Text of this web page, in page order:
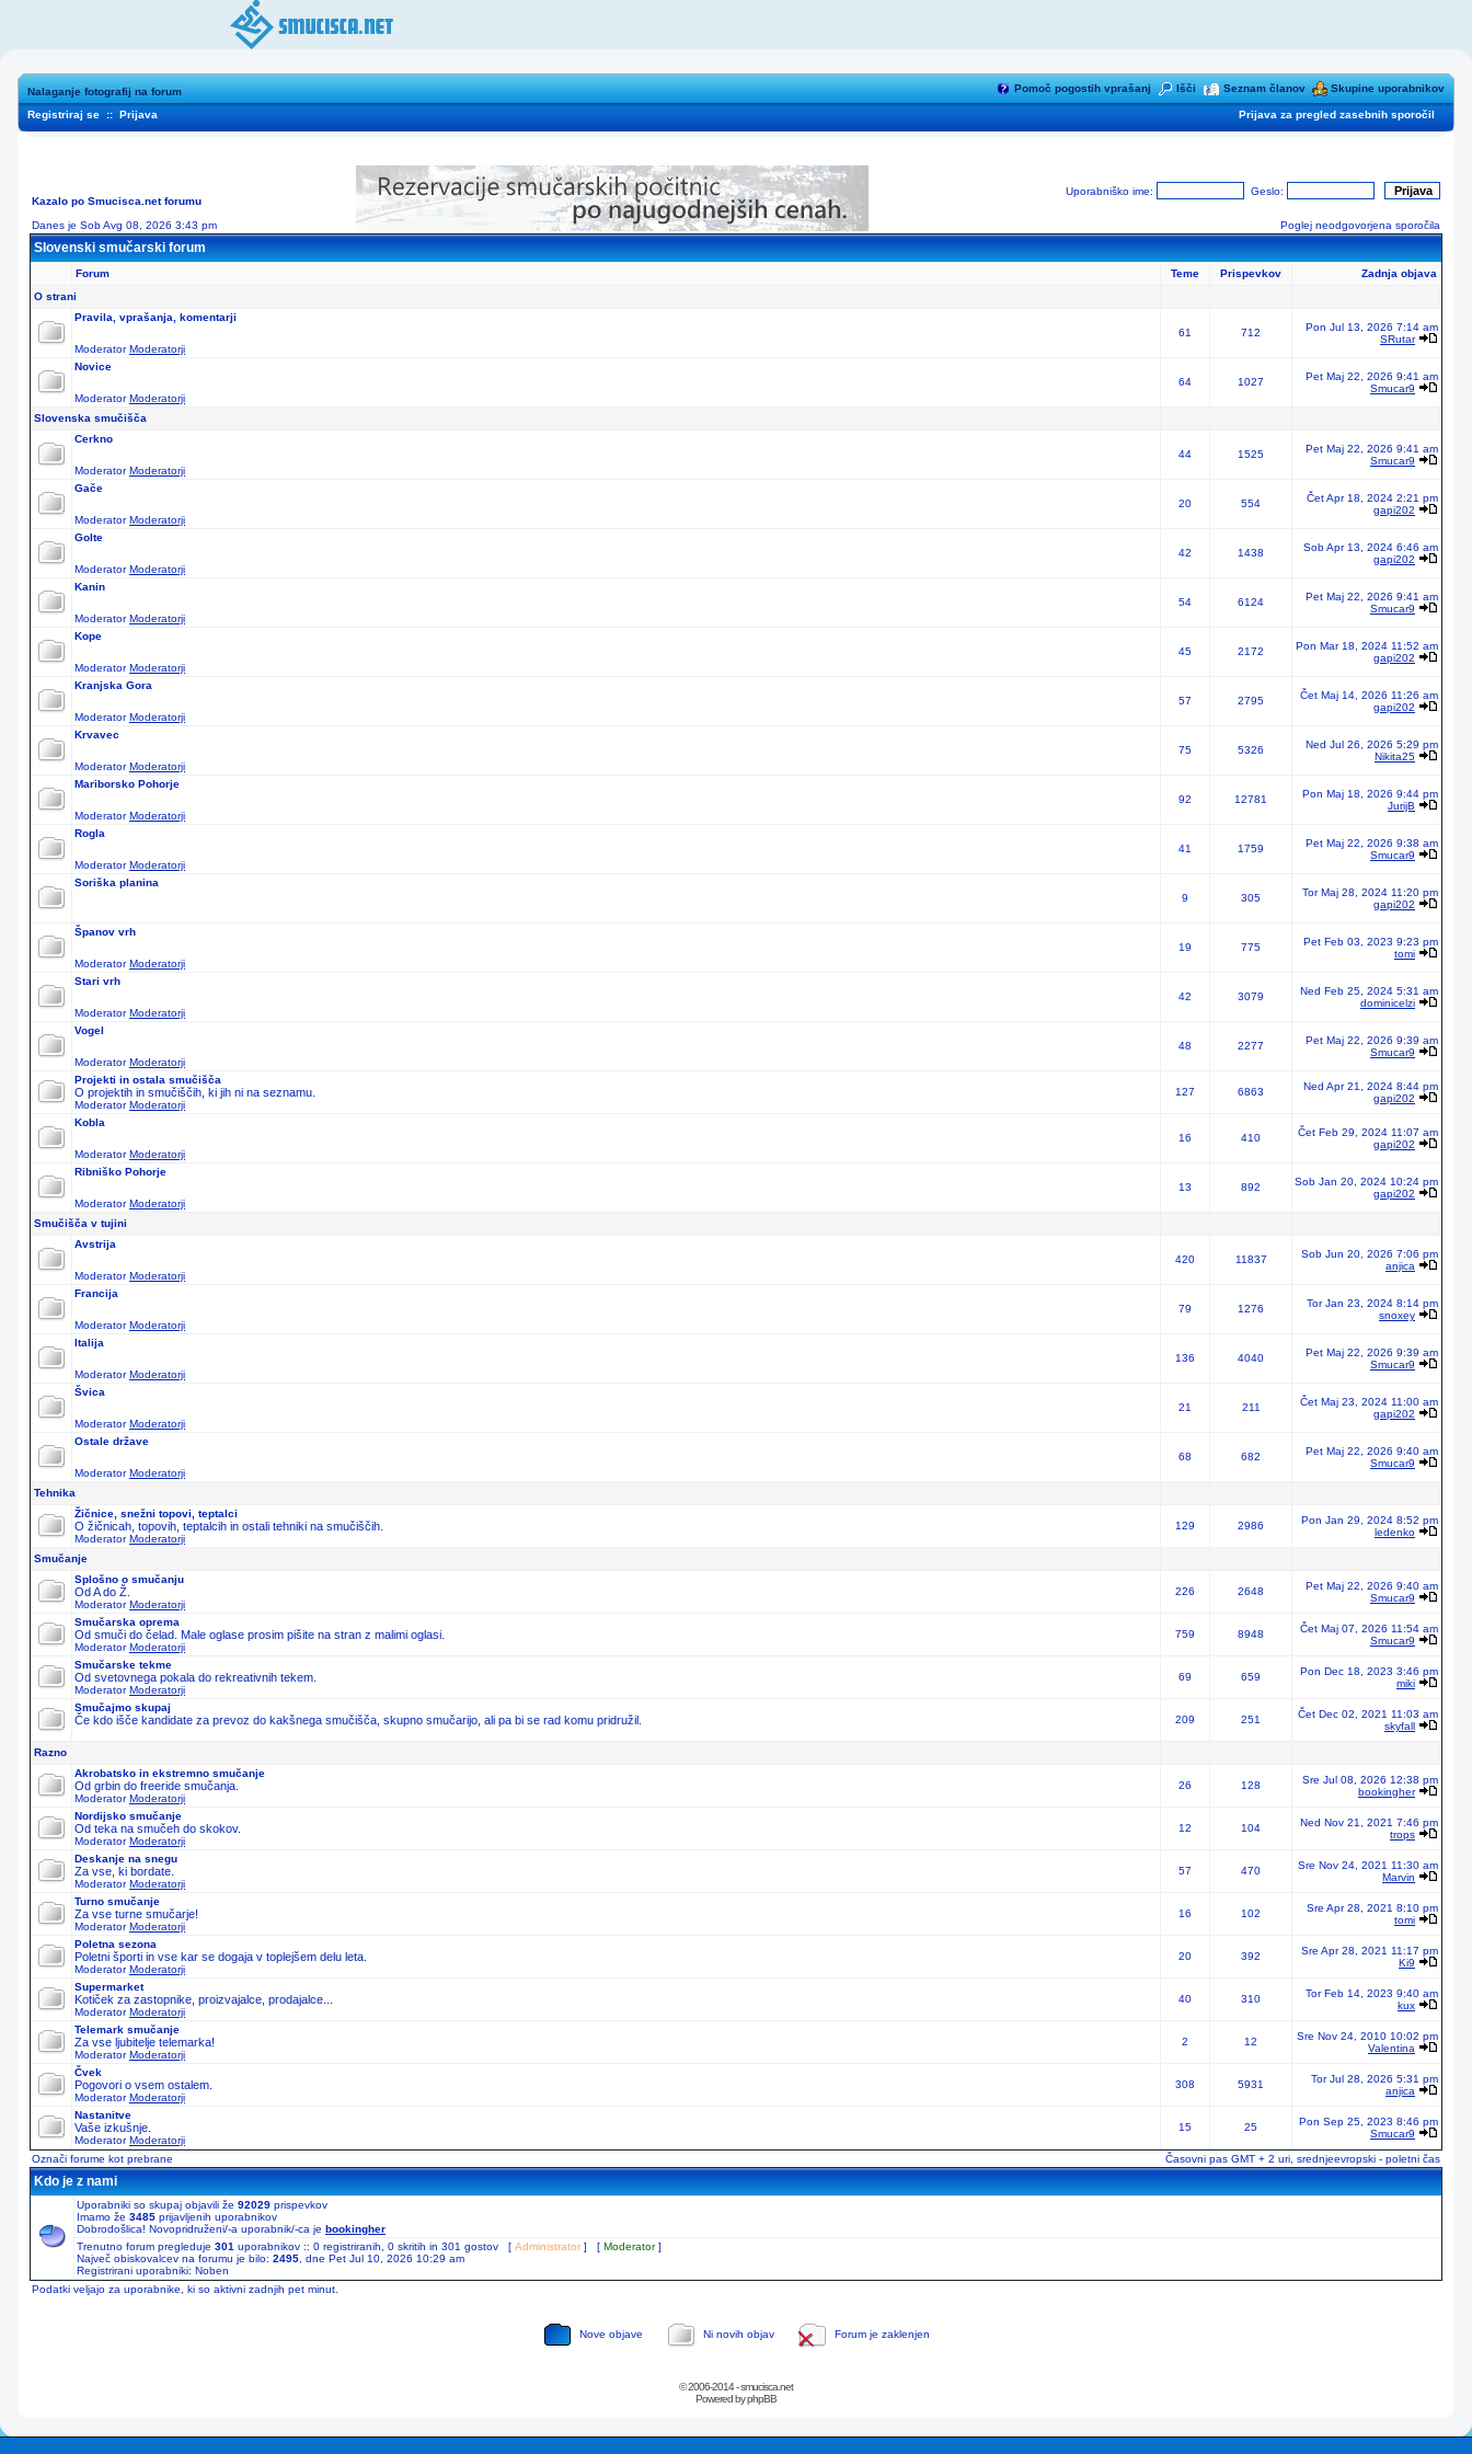
Nalaganje fotografij na forum Pomoč pogostih vprašanj Išči Seznam članov Skupine uporabnikov
Registriraj se :: Prijava Prijava za pregled zasebnih sporočil
Kazalo po Smucisca.net forumu
Danes je Sob Avg 08, 2026 3:43 pm
Uporabniško ime: Geslo:
Poglej neodgovorjena sporočila
Slovenski smučarski forum
Forum Teme Prispevkov
Zadnja objava
O strani
Pravila, vprašanja, komentarji
ModeratorModeratorji
61 712
Pon Jul 13, 2026 7:14 am
SRutar
Novice
ModeratorModeratorji
64 1027
Pet Maj 22, 2026 9:41 am
Smucar9
Slovenska smučišča
Cerkno
ModeratorModeratorji
44 1525
Pet Maj 22, 2026 9:41 am
Smucar9
Gače
ModeratorModeratorji
20 554
Čet Apr 18, 2024 2:21 pm
gapi202
Golte
ModeratorModeratorji
42 1438
Sob Apr 13, 2024 6:46 am
gapi202
Kanin
ModeratorModeratorji
54 6124
Pet Maj 22, 2026 9:41 am
Smucar9
Kope
ModeratorModeratorji
45 2172
Pon Mar 18, 2024 11:52 am
gapi202
Kranjska Gora
ModeratorModeratorji
57 2795
Čet Maj 14, 2026 11:26 am
gapi202
Krvavec
ModeratorModeratorji
75 5326
Ned Jul 26, 2026 5:29 pm
Nikita25
Mariborsko Pohorje
ModeratorModeratorji
92 12781
Pon Maj 18, 2026 9:44 pm
JurijB
Rogla
ModeratorModeratorji
41 1759
Pet Maj 22, 2026 9:38 am
Smucar9
Soriška planina
9
305
Tor Maj 28, 2024 11:20 pm
gapi202
Španov vrh
ModeratorModeratorji
19 775
Pet Feb 03, 2023 9:23 pm
tomi
Stari vrh
ModeratorModeratorji
42 3079
Ned Feb 25, 2024 5:31 am
dominicelzi
Vogel
ModeratorModeratorji
48 2277
Pet Maj 22, 2026 9:39 am
Smucar9
Projekti in ostala smučišča
O projektih in smučiščih, ki jih ni na seznamu.
ModeratorModeratorji
127 6863
Ned Apr 21, 2024 8:44 pm
gapi202
Kobla
ModeratorModeratorji
16 410
Čet Feb 29, 2024 11:07 am
gapi202
Ribniško Pohorje
ModeratorModeratorji
13 892
Sob Jan 20, 2024 10:24 pm
gapi202
Smučišča v tujini
Avstrija
ModeratorModeratorji
420 11837
Sob Jun 20, 2026 7:06 pm
anjica
Francija
ModeratorModeratorji
79 1276
Tor Jan 23, 2024 8:14 pm
snoxey
Italija
ModeratorModeratorji
136 4040
Pet Maj 22, 2026 9:39 am
Smucar9
Švica
ModeratorModeratorji
21 211
Čet Maj 23, 2024 11:00 am
gapi202
Ostale države
ModeratorModeratorji
68 682
Pet Maj 22, 2026 9:40 am
Smucar9
Tehnika
Žičnice, snežni topovi, teptalci
O žičnicah, topovih, teptalcih in ostali tehniki na smučiščih.
ModeratorModeratorji
129 2986
Pon Jan 29, 2024 8:52 pm
ledenko
Smučanje
Splošno o smučanju
Od A do Ž.
ModeratorModeratorji
226 2648
Pet Maj 22, 2026 9:40 am
Smucar9
Smučarska oprema
Od smuči do čelad. Male oglase prosim pišite na stran z malimi oglasi.
ModeratorModeratorji
759 8948
Čet Maj 07, 2026 11:54 am
Smucar9
Smučarske tekme
Od svetovnega pokala do rekreativnih tekem.
ModeratorModeratorji
69 659
Pon Dec 18, 2023 3:46 pm
miki
Smučajmo skupaj
Če kdo išče kandidate za prevoz do kakšnega smučišča, skupno smučarijo, ali pa bi se rad komu pridružil. 209 251
Čet Dec 02, 2021 11:03 am
skyfall
Razno
Akrobatsko in ekstremno smučanje
Od grbin do freeride smučanja.
ModeratorModeratorji
26 128
Sre Jul 08, 2026 12:38 pm
bookingher
Nordijsko smučanje
Od teka na smučeh do skokov.
ModeratorModeratorji
12 104
Ned Nov 21, 2021 7:46 pm
trops
Deskanje na snegu
Za vse, ki bordate.
ModeratorModeratorji
57 470
Sre Nov 24, 2021 11:30 am
Marvin
Turno smučanje
Za vse turne smučarje!
ModeratorModeratorji
16 102
Sre Apr 28, 2021 8:10 pm
tomi
Poletna sezona
Poletni športi in vse kar se dogaja v toplejšem delu leta.
ModeratorModeratorji
20 392
Sre Apr 28, 2021 11:17 pm
Ki9
Supermarket
Kotiček za zastopnike, proizvajalce, prodajalce...
ModeratorModeratorji
40 310
Tor Feb 14, 2023 9:40 am
kux
Telemark smučanje
Za vse ljubitelje telemarka!
ModeratorModeratorji
2 12
Sre Nov 24, 2010 10:02 pm
Valentina
Čvek
Pogovori o vsem ostalem.
ModeratorModeratorji
308 5931
Tor Jul 28, 2026 5:31 pm
anjica
Nastanitve
Vaše izkušnje.
ModeratorModeratorji
15 25
Pon Sep 25, 2023 8:46 pm
Smucar9
Označi forume kot prebrane Časovni pas GMT + 2 uri, srednjeevropski - poletni čas
Kdo je z nami
Uporabniki so skupaj objavili že 92029 prispevkov
Imamo že 3485 prijavljenih uporabnikov
Dobrodošlica! Novopridruženi/-a uporabnik/-ca je bookingher
Trenutno forum pregleduje 301 uporabnikov :: 0 registriranih, 0 skritih in 301 gostov [ Administrator] [ Moderator]
Največ obiskovalcev na forumu je bilo: 2495 , dne Pet Jul 10, 2026 10:29 am
Registrirani uporabniki: Noben
Podatki veljajo za uporabnike, ki so aktivni zadnjih pet minut.
Nove objave Ni novih objav Forum je zaklenjen
© 2006-2014 - smucisca.net
Powered by phpBB